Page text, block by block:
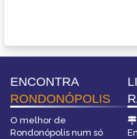
ENCONTRA
RONDONÓPOLIS
O melhor de
Rondonópolis num só